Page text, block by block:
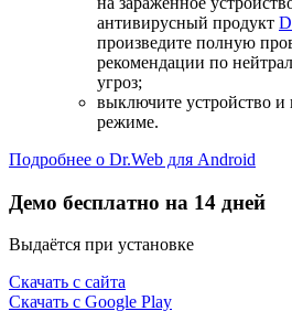
антивирусный продукт
произведите полную
рекомендации по
угроз;
выключите устройство
режиме.
Подробнее о Dr.Web для Android
Демо бесплатно на 14 дней
Выдаётся при установке
Скачать с сайта
Скачать с Google Play